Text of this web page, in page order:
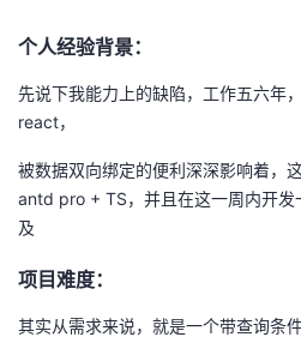
我
的我
个人经验背景：
先说下我能力上的缺陷，工作五六年
react，
被数据双向绑定的便利深深影响着，
antd pro + TS，并且在这一周内开发
及
项目难度：
其实从需求来说，就是一个带查询条